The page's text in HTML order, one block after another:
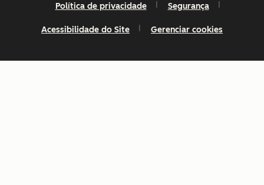
Política de privacidade Segurança
Acessibilidade do Site Gerenciar cookies